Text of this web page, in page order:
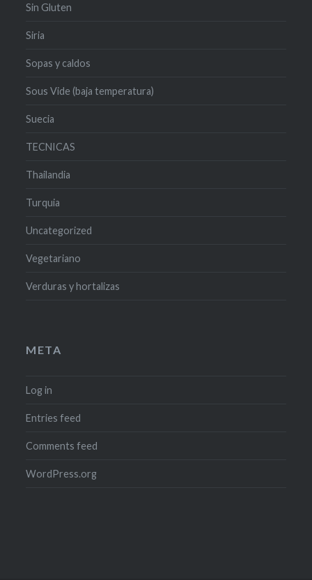
Sin Gluten
Siria
Sopas y caldos
Sous Vide (baja temperatura)
Suecia
TECNICAS
Thailandia
Turquia
Uncategorized
Vegetariano
Verduras y hortalizas
META
Log in
Entries feed
Comments feed
WordPress.org